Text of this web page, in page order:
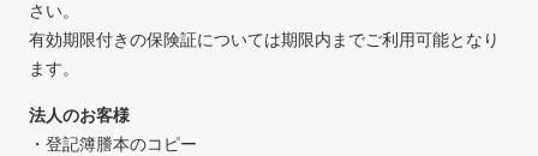
さい。
有効期限付きの保険証については期限内までご利用可能となり
ます。
法人のお客様
・登記簿謄本のコピー